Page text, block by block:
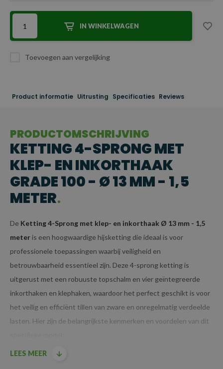
IN WINKELWAGEN
Toevoegen aan vergelijking
Product informatie Uitrusting Specificaties Reviews
PRODUCTOMSCHRIJVING
KETTING 4-SPRONG MET
KLEP- EN INKORTHAAK
GRADE 100 - Ø 13 MM - 1,5
METER
De Ketting 4-Sprong met klep- en inkorthaak Ø 13 mm - 1,5
meteris een hoogwaardige hijsketting die ideaal is voor
professionele toepassingen waarbij veiligheid en
betrouwbaarheid essentieel zijn. Deze 4-sprong ketting is
uitgerust met een robuuste topschalm en vier geïntegreerde
inkorthaken en klephaken, waardoor het perfect geschikt is voor
het veilig en efficiënt tillen van zware en onregelmatig verdeelde
lasten. Hier zijn de belangrijkste kenmerken en voordelen van dit
KENMERKEN VAN KETTING 4-SPRONG MET
LEES MEER